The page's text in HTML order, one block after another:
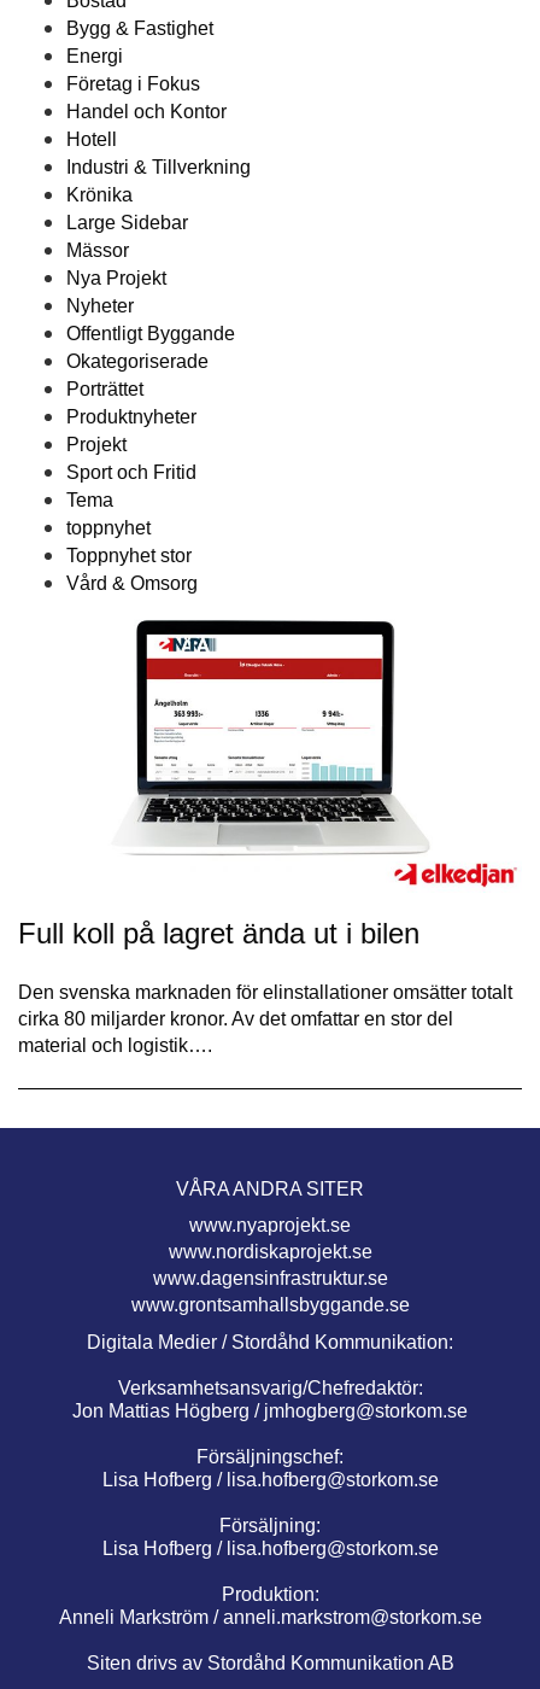
Bygg & Fastighet
Energi
Företag i Fokus
Handel och Kontor
Hotell
Industri & Tillverkning
Krönika
Large Sidebar
Mässor
Nya Projekt
Nyheter
Offentligt Byggande
Okategoriserade
Porträttet
Produktnyheter
Projekt
Sport och Fritid
Tema
toppnyhet
Toppnyhet stor
Vård & Omsorg
Full koll på lagret ända ut i bilen
Den svenska marknaden för elinstallationer omsätter totalt
cirka 80 miljarder kronor. Av det omfattar en stor del
material och logistik….
VÅRA ANDRA SITER
www.nyaprojekt.se
www.nordiskaprojekt.se
www.dagensinfrastruktur.se
www.grontsamhallsbyggande.se
Digitala Medier / Stordåhd Kommunikation:
Verksamhetsansvarig/Chefredaktör:
Jon Mattias Högberg / jmhogberg@storkom.se
Försäljningschef:
Lisa Hofberg / lisa.hofberg@storkom.se
Försäljning:
Lisa Hofberg / lisa.hofberg@storkom.se
Produktion:
Anneli Markström /anneli.markstrom@storkom.se
Siten drivs av Stordåhd Kommunikation AB